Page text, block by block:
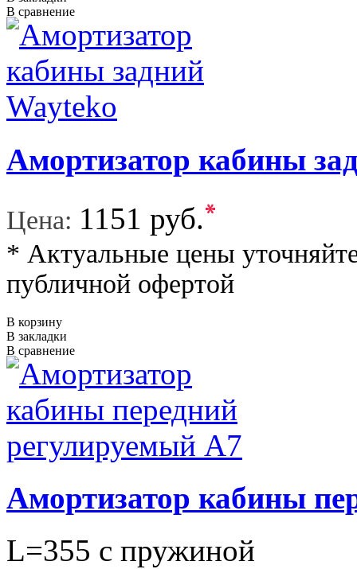
В сравнение
Амортизатор кабины
Цена: 1151 руб.*
* Актуальные цены
публичной офертой
В корзину
В закладки
В сравнение
Амортизатор кабины
L=355 с пружиной